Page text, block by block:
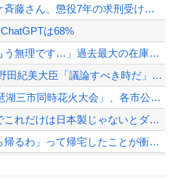
【動画】ジャンポケ斉藤さん、懲役7年の求刑受けたあとのTikTokライブ配信がヤ...
は68%
【悲報】米農家「もう無理です…」過去最大の在庫を抱える状態で新米収穫。新米価格も...
【外国人問題】 小野田紀美大臣「議論すべき時だ」→SNS「まだ議論もしてなかった...
【8/22開催】 「琵琶湖三市同時花火大会」、各市公式「そんな花火大会は存在しな...
【なんだ？】マジでこれだけは日本製じゃないとダメな物
上司が「頭痛いから帰るわ」って帰宅したことが衝撃的だった